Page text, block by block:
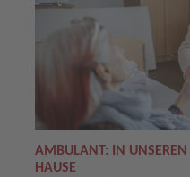
AMBULANT: IN
HAUSE